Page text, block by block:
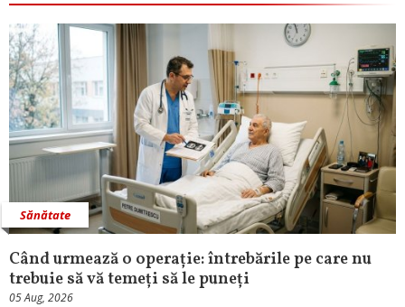
Sănătate
Când urmează o operație: întrebările pe care nu
trebuie să vă temeți să le puneți
05 Aug, 2026